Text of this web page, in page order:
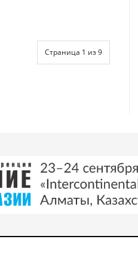
Страница 1 из 9